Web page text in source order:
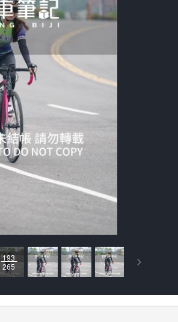
193
265